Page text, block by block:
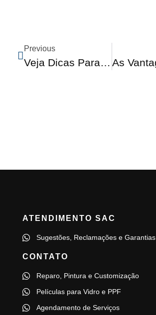
Previous
Veja Dicas Para Proteger A Pintura Do Carro Do Calor E Das Chuvas
ATENDIMENTO SAC
Sugestões, Reclamações e Garantias
CONTATO
Reparo, Pintura e Customização
Películas para Vidro e PPF
Agendamento de Serviços